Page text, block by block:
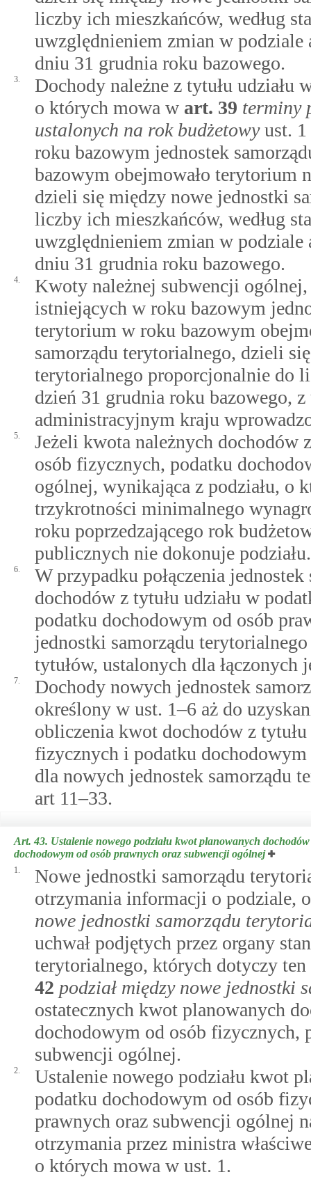
liczby ich mieszkańców, według
uwzględnieniem zmian w
dniu 31 grudnia roku bazowego.
3.
Dochody należne z tytułu udziału
o których mowa w art. 39 terminy
ustalonych na rok budżetowyust. 1
roku bazowym jednostek
bazowym obejmowało terytorium
dzieli się między nowe jednostki
liczby ich mieszkańców, według
uwzględnieniem zmian w
dniu 31 grudnia roku bazowego.
4.
Kwoty należnej subwencji
istniejących w roku bazowym
terytorium w roku bazowym
samorządu terytorialnego, dzieli
terytorialnego proporcjonalnie do
dzień 31 grudnia roku bazowego,
administracyjnym kraju
5.
Jeżeli kwota należnych dochodów
osób fizycznych, podatku
ogólnej, wynikająca z podziału, o
trzykrotności minimalnego
roku poprzedzającego rok
publicznych nie dokonuje podziału.
6.
W przypadku połączenia
dochodów z tytułu udziału w
podatku dochodowym od osób
jednostki samorządu
tytułów, ustalonych dla
7.
Dochody nowych jednostek
określony w ust. 1–6 aż do
obliczenia kwot dochodów z
fizycznych i podatku
dla nowych jednostek samorządu
art 11–33.
Art. 43. Ustalenie nowego podziału kwot planowanych
dochodowym od osób prawnych oraz subwencji ogólnej
1.
Nowe jednostki samorządu
otrzymania informacji o podziale,
nowe jednostki samorządu
uchwał podjętych przez organy
terytorialnego, których dotyczy
42 podział między nowe jednostki
ostatecznych kwot planowanych
dochodowym od osób fizycznych,
subwencji ogólnej.
2.
Ustalenie nowego podziału kwot
podatku dochodowym od osób
prawnych oraz subwencji ogólnej
otrzymania przez ministra
o których mowa w ust. 1.